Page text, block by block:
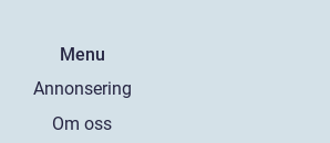
Menu
Annonsering
Om oss